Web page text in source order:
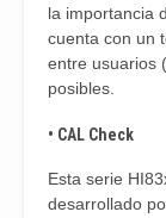
la importancia
cuenta con un
entre usuarios
posibles.
• CAL Check
Esta serie
desarrollado